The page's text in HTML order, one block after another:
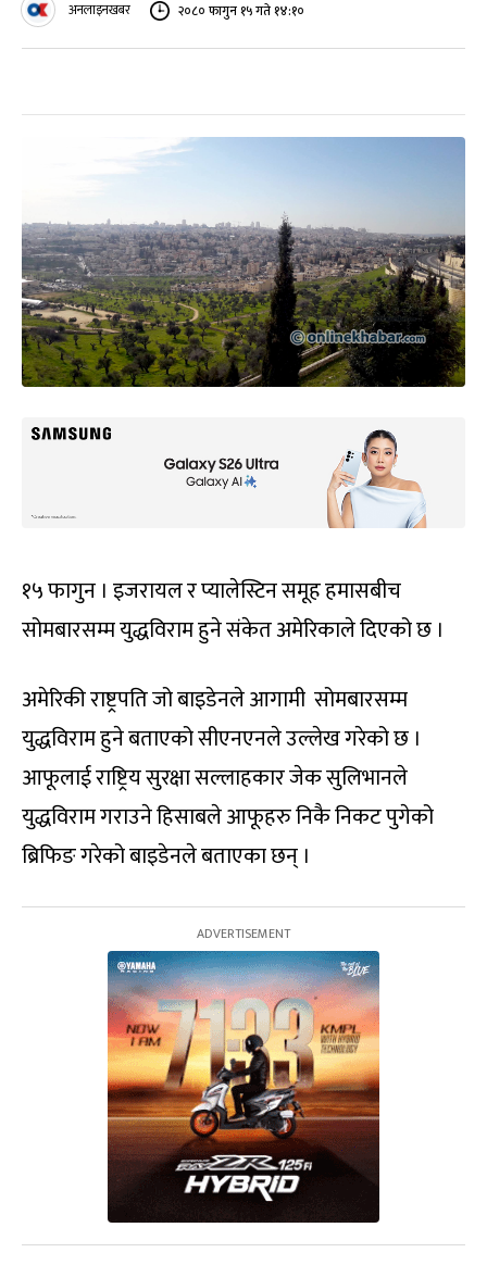
अनलाइनखबर २०८० फागुन १५ गते १४:१०
१५ फागुन । इजरायल र प्यालेस्टिन समूह हमासबीच
सोमबारसम्म युद्धविराम हुने संकेत अमेरिकाले दिएको छ ।
अमेरिकी राष्ट्रपति जो बाइडेनले आगामी सोमबारसम्म
युद्धविराम हुने बताएको सीएनएनले उल्लेख गरेको छ ।
आफूलाई राष्ट्रिय सुरक्षा सल्लाहकार जेक सुलिभानले
युद्धविराम गराउने हिसाबले आफूहरु निकै निकट पुगेको
ब्रिफिङ गरेको बाइडेनले बताएका छन् ।